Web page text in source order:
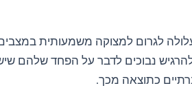
לגרום למצוקה משמעותית
נבוכים לדבר על הפחד שלהם
כתוצאה מכך.